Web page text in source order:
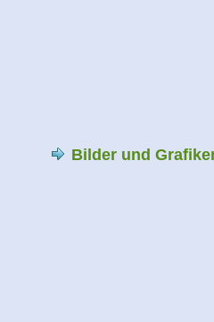
Bilder und